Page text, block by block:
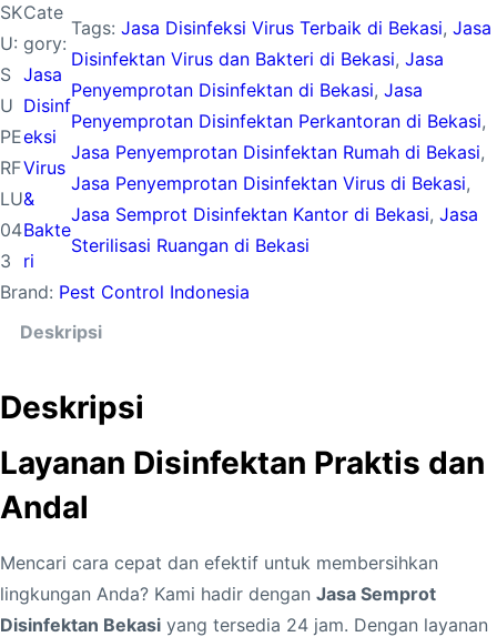
SK
U:
S
U
PE
RF
LU
04
3
Cate
gory:
Jasa
Disinf
eksi
Virus
&
Bakte
ri
Tags:Jasa Disinfeksi Virus Terbaik di Bekasi, Jasa
Disinfektan Virus dan Bakteri di Bekasi, Jasa
Penyemprotan Disinfektan di Bekasi, Jasa
Penyemprotan Disinfektan Perkantoran di Bekasi,
Jasa Penyemprotan Disinfektan Rumah di Bekasi,
Jasa Penyemprotan Disinfektan Virus di Bekasi,
Jasa Semprot Disinfektan Kantor di Bekasi, Jasa
Sterilisasi Ruangan di Bekasi
Brand: Pest Control Indonesia
Deskripsi
Deskripsi
Layanan Disinfektan Praktis dan
Andal
Mencari cara cepat dan efektif untuk membersihkan
lingkungan Anda? Kami hadir dengan Jasa Semprot
Disinfektan Bekasi yang tersedia 24 jam. Dengan layanan